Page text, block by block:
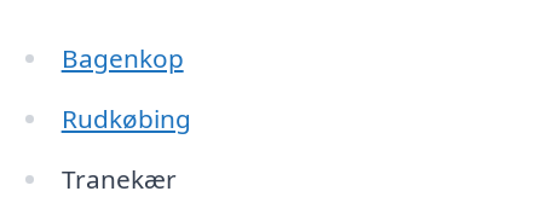
Bagenkop
Rudkøbing
Tranekær